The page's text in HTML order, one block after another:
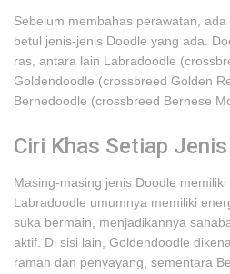
Sebelum membahas perawatan,
betul jenis-jenis Doodle yang ada.
ras, antara lain Labradoodle
Goldendoodle (crossbreed Golden
Bernedoodle (crossbreed Bernese
Ciri Khas Setiap
Masing-masing jenis Doodle memiliki
Labradoodle umumnya memiliki
suka bermain, menjadikannya
aktif. Di sisi lain, Goldendoodle
ramah dan penyayang, sementara